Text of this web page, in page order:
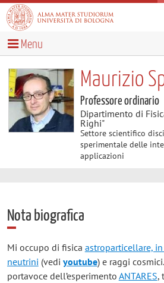
Menu
Maurizio
Professore ordinario
Dipartimento di
Righi"
Settore scientifico
sperimentale delle
applicazioni
Nota biografica
Mi occupo di fisica astroparticellare,
neutrini (vedi youtube) e raggi
portavoce dell’esperimento ANTARES,